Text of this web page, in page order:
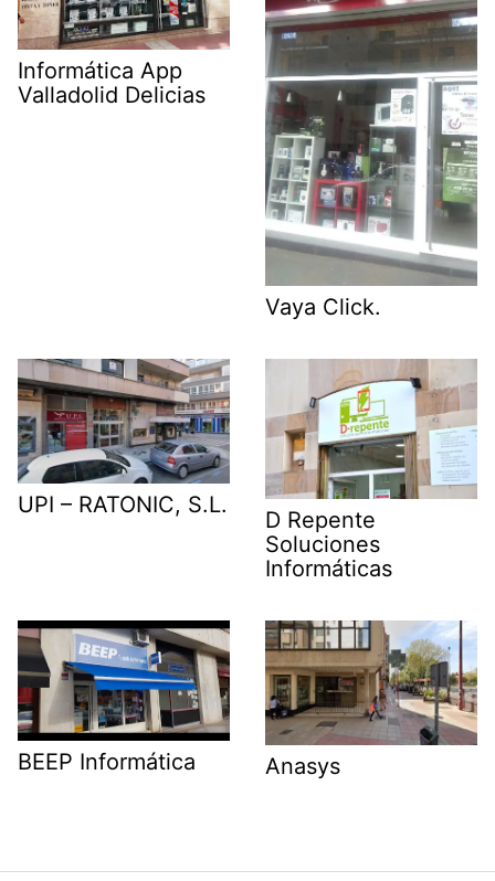
Informática App
Valladolid Delicias
Vaya Click.
UPI – RATONIC, S.L.
D Repente
Soluciones
Informáticas
BEEP Informática Anasys